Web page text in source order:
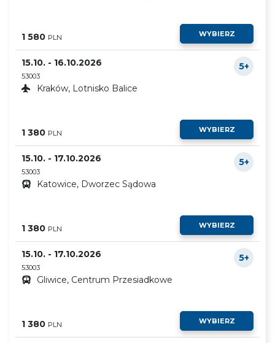
1 580 PLN WYBIERZ
15.10. - 16.10.2026
53003
5+
Kraków, Lotnisko Balice
1 380 PLN WYBIERZ
15.10. - 17.10.2026
53003
5+
Katowice, Dworzec Sądowa
1 380 PLN WYBIERZ
15.10. - 17.10.2026
53003
5+
Gliwice, Centrum Przesiadkowe
1 380 PLN WYBIERZ